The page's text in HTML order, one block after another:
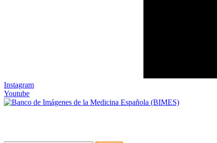
Instagram
Youtube